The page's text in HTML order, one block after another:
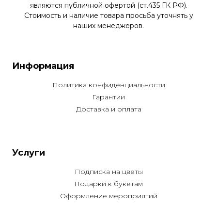
являются публичной офертой (ст.435 ГК РФ).
Стоимость и наличие товара просьба уточнять у
наших менеджеров.
Информация
Политика конфиденциальности
Гарантии
Доставка и оплата
Услуги
Подписка на цветы
Подарки к букетам
Оформление мероприятий